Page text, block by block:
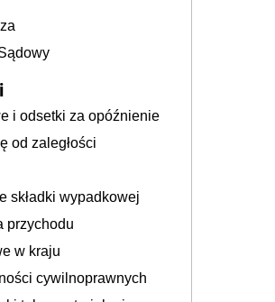
i odsetki za opóźnienie
od zaległości
składki wypadkowej
przychodu
w kraju
cywilnoprawnych